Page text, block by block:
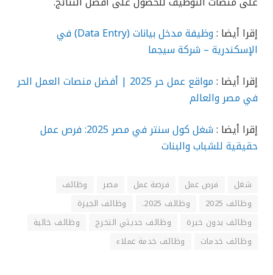
إقرا أيضا :
وظيفة مدخل بيانات (Data Entry) في
الإسكندرية – شركة سيجما
إقرا أيضا :
مواقع عمل حر 2025 | أفضل منصات العمل الحر
في مصر والعالم
إقرا أيضا :
شغل كول سنتر في مصر 2025: فرص عمل
حقيقية للشباب والبنات
شغل فرص عمل فرصة عمل مصر
وظائف
وظائف 2025
وظائف 2025.
وظائف الجيزة
وظائف بدون خبرة
وظائف حديثي التخرج
وظائف خالية
وظائف خدمات
وظائف خدمة عملاء